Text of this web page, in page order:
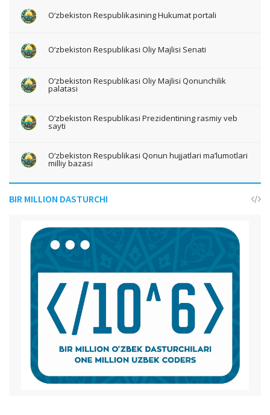
O‘zbekiston Respublikasining Hukumat portali
O‘zbekiston Respublikasi Oliy Majlisi Senati
O‘zbekiston Respublikasi Oliy Majlisi Qonunchilik
palatasi
O‘zbekiston Respublikasi Prezidentining rasmiy veb
sayti
O‘zbekiston Respublikasi Qonun hujjatlari ma’lumotlari
milliy bazasi
BIR MILLION DASTURCHI